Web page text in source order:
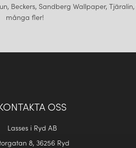
Beckers, Sandberg Wallpaper,
många fler!
OSS
Lasses i Ryd AB
8, 36256 Ryd